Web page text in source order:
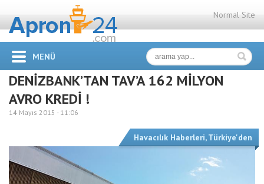
Normal Site
MENÜ
DENİZBANK’TAN TAV’A 162 MİLYON
AVRO KREDİ !
14 Mayıs 2015 - 11:06
Havacılık Haberleri,Türkiye'den